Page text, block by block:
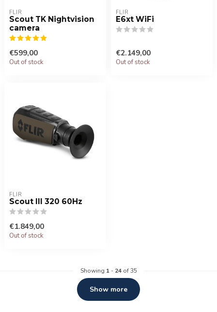
FLIR
Scout TK Nightvision
camera
€599,00
Out of stock
FLIR
E6xt WiFi
€2.149,00
Out of stock
FLIR
Scout III 320 60Hz
€1.849,00
Out of stock
Showing 1- 24of 35
Show more